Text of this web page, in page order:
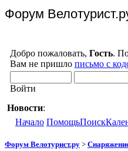
Форум
Добро пожаловать, Гость.
Вам не пришло письмо с
Войти
Новости:
Начало ПомощьПоиск
Форум Велотурист.ру >